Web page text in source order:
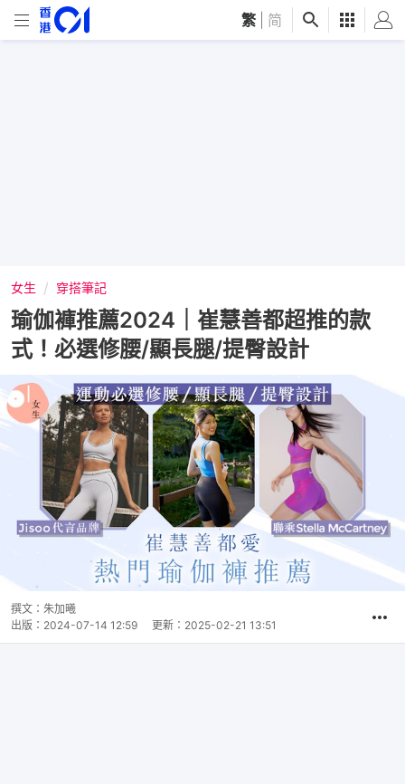
繁 简
女生 穿搭筆記
瑜伽褲推薦2024｜崔慧善都超推的款
式！必選修腰/顯長腿/提臀設計
撰文： 朱加曦
出版： 2024-07-14 12:59 更新： 2025-02-21 13:51